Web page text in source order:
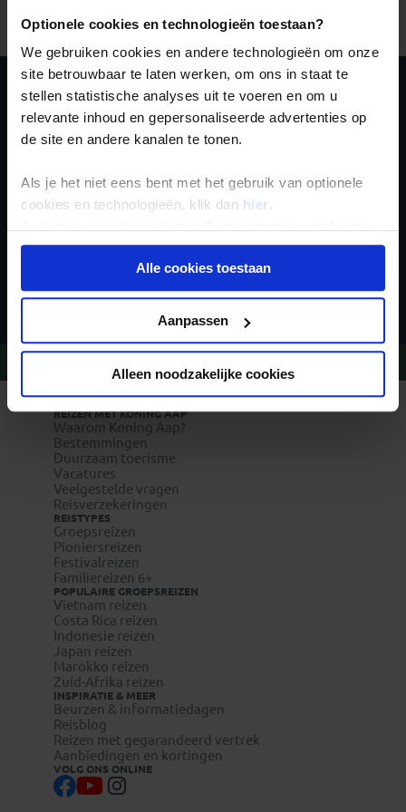
Optionele cookies en technologieën toestaan?
We gebruiken cookies en andere technologieën om onze
site betrouwbaar te laten werken, om ons in staat te
stellen statistische analyses uit te voeren en om u
relevante inhoud en gepersonaliseerde advertenties op
de site en andere kanalen te tonen.
Als je het niet eens bent met het gebruik van optionele
cookies en technologieën, klik dan hier .
onder aan de pagina op elk gewenst moment voor de
toekomst wijzigen.Alle cookies toestaan
Aanpassen
Alleen noodzakelijke cookies
rituele wijze een schaap.
Schrijf je in voor de
nieuwsbrief
REIZEN MET KONING AAP
Waarom Koning Aap?
Bestemmingen
Duurzaam toerisme
Vacatures
Veelgestelde vragen
Reisverzekeringen
REISTYPES
Groepsreizen
Pioniersreizen
Festivalreizen
Familiereizen 6+
POPULAIRE GROEPSREIZEN
Vietnam reizen
Costa Rica reizen
Indonesie reizen
Japan reizen
Marokko reizen
Zuid-Afrika reizen
INSPIRATIE & MEER
Beurzen & informatiedagen
Reisblog
Reizen met gegarandeerd vertrek
Aanbiedingen en kortingen
VOLG ONS ONLINE